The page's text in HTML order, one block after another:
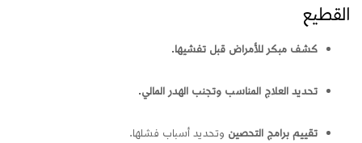
القطيع
كشف مبكر للأمراض قبل تفشيها.
تحديد العلاج المناسب وتجنب الهدر المالي.
تقييم برامج التحصين وتحديد أسباب فشلها.